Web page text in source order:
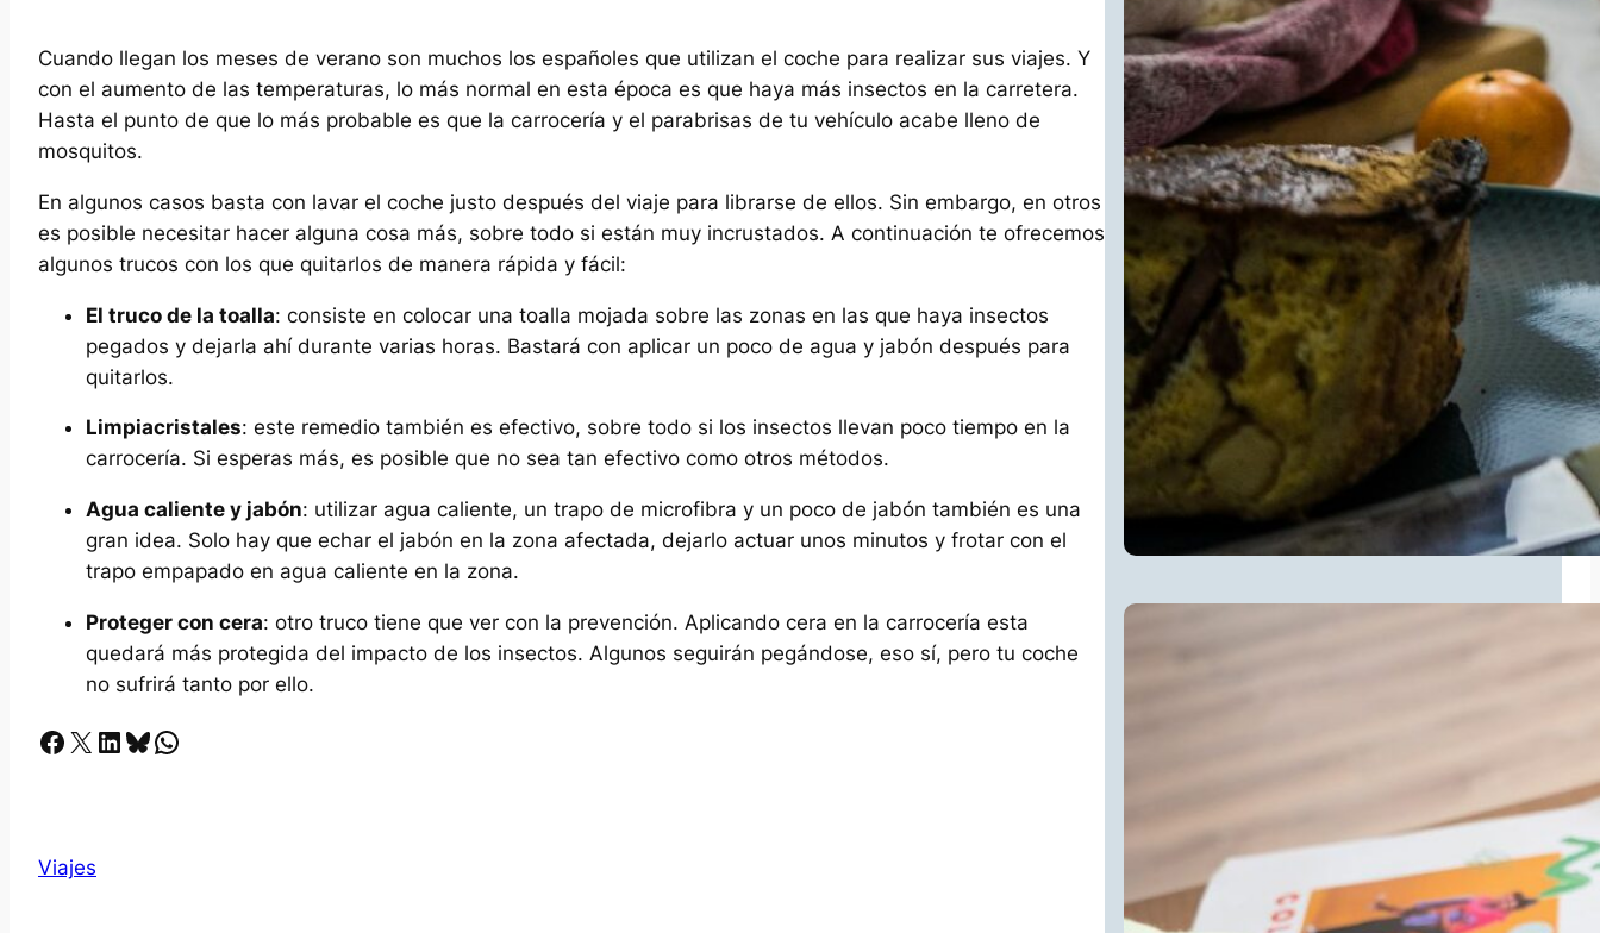
Cuando llegan los meses de verano son muchos los españoles que utilizan el coche para realizar sus viajes. Y
con el aumento de las temperaturas, lo más normal en esta época es que haya más insectos en la carretera.
Hasta el punto de que lo más probable es que la carrocería y el parabrisas de tu vehículo acabe lleno de
mosquitos.
En algunos casos basta con lavar el coche justo después del viaje para librarse de ellos. Sin embargo, en otros
es posible necesitar hacer alguna cosa más, sobre todo si están muy incrustados. A continuación te ofrecemos
algunos trucos con los que quitarlos de manera rápida y fácil:
El truco de la toalla: consiste en colocar una toalla mojada sobre las zonas en las que haya insectos
pegados y dejarla ahí durante varias horas. Bastará con aplicar un poco de agua y jabón después para
quitarlos.
Limpiacristales: este remedio también es efectivo, sobre todo si los insectos llevan poco tiempo en la
carrocería. Si esperas más, es posible que no sea tan efectivo como otros métodos.
Agua caliente y jabón: utilizar agua caliente, un trapo de microfibra y un poco de jabón también es una
gran idea. Solo hay que echar el jabón en la zona afectada, dejarlo actuar unos minutos y frotar con el
trapo empapado en agua caliente en la zona.
Proteger con cera: otro truco tiene que ver con la prevención. Aplicando cera en la carrocería esta
quedará más protegida del impacto de los insectos. Algunos seguirán pegándose, eso sí, pero tu coche
no sufrirá tanto por ello.
Facebook X LinkedIn Bluesky Whatsapp
Viajes